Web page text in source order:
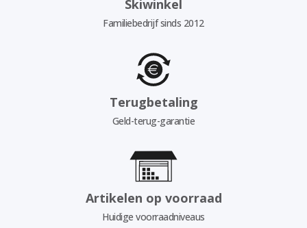
Skiwinkel
Familiebedrijf sinds 2012
Terugbetaling
Geld-terug-garantie
Artikelen op voorraad
Huidige voorraadniveaus